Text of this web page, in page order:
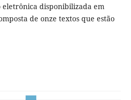
disponibilizada em
de onze textos que estão